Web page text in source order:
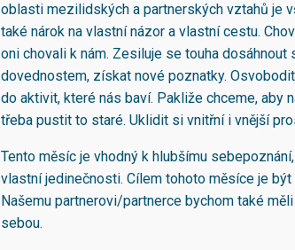
oblasti mezilidských a partnerských vztahů je
také nárok na vlastní názor a vlastní cestu.
oni chovali k nám. Zesiluje se touha
dovednostem, získat nové poznatky.
do aktivit, které nás baví. Pakliže chceme, aby
třeba pustit to staré. Uklidit si vnitřní i vnější
Tento měsíc je vhodný k hlubšímu
vlastní jedinečnosti. Cílem tohoto měsíce je
Našemu partnerovi/partnerce bychom také
sebou.